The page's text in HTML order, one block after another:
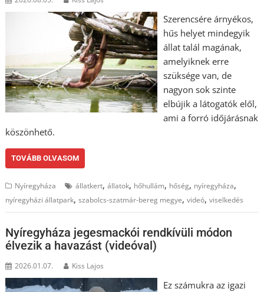
Szerencsére árnyékos,
hűs helyet mindegyik
állat talál magának,
amelyiknek erre
szüksége van, de
nagyon sok szinte
elbújik a látogatók elől,
ami a forró időjárásnak
köszönhető.
TOVÁBB OLVASOM
Nyíregyháza állatkert,állatok, hőhullám, hőség, nyíregyháza,
nyíregyházi állatpark,szabolcs-szatmár-bereg megye,videó,viselkedés
Nyíregyháza jegesmackói rendkívüli módon
élvezik a havazást (videóval)
2026.01.07. Kiss Lajos
Ez számukra az igazi